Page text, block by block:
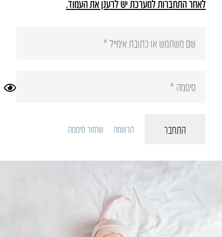
לאחר התחברות למערכת יש לרענן את העמוד.
התחבר הרשמה שחזור סיסמה